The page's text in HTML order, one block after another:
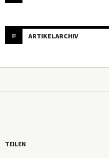
ARTIKELARCHIV
TEILEN